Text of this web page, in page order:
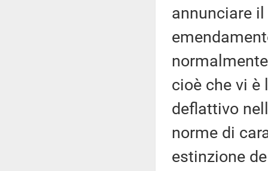
annunciare
cioè che vi è
deflattivo
norme di
estinzione